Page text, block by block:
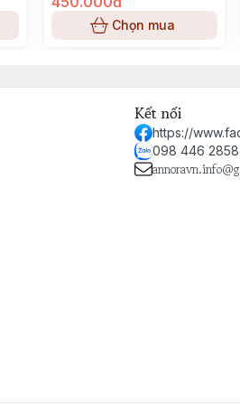
Chọn mua
Kết nối
https://
098 446 2858